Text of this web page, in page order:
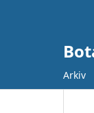
Arkiv